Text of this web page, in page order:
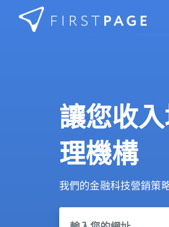
Skip to content
讓您收
理機構
我們的金融科技營銷策